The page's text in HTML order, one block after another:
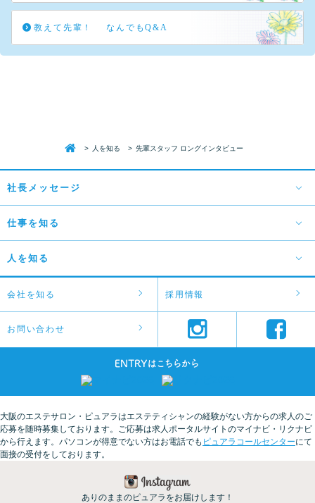
教えて先輩！ なんでもQ&A
HOME人を知る 先輩スタッフ ロングインタビュー
社長メッセージ
学生の皆様へ
保護者の皆様へ
転職をお考えの方へ
仕事を知る
エステの仕事とは
ピュアラで身につくこと
あなたの未来プラン
人を知る
先輩に聞く！ピュアラの魅力
先輩スタッフロングインタビュー
教えて先輩！なんでもQ&A
会社を知る 採用情報
お問い合わせ
Instagram
大阪のエステサロン・ピュアラはエステティシャンの経験がない方からの求人のご
応募を随時募集しております。ご応募は求人ポータルサイトのマイナビ・リクナビ
から行えます。パソコンが得意でない方はお電話でも ピュアラコールセンターにて
面接の受付をしております。
ありのままのピュアラをお届けします！